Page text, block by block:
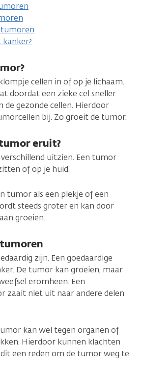
tumoren
cellen in of op je lichaam.
doordat een zieke cel sneller
de gezonde cellen. Hierdoor
bij. Zo groeit de tumor.
eruit?
uitzien. Een tumor
of op je huid.
tumor als een plekje of een
steeds groter en kan door
groeien.
zijn. Een goedaardige
De tumor kan groeien, maar
eromheen. Een
zaait niet uit naar andere delen
kan wel tegen organen of
Hierdoor kunnen klachten
een reden om de tumor weg te